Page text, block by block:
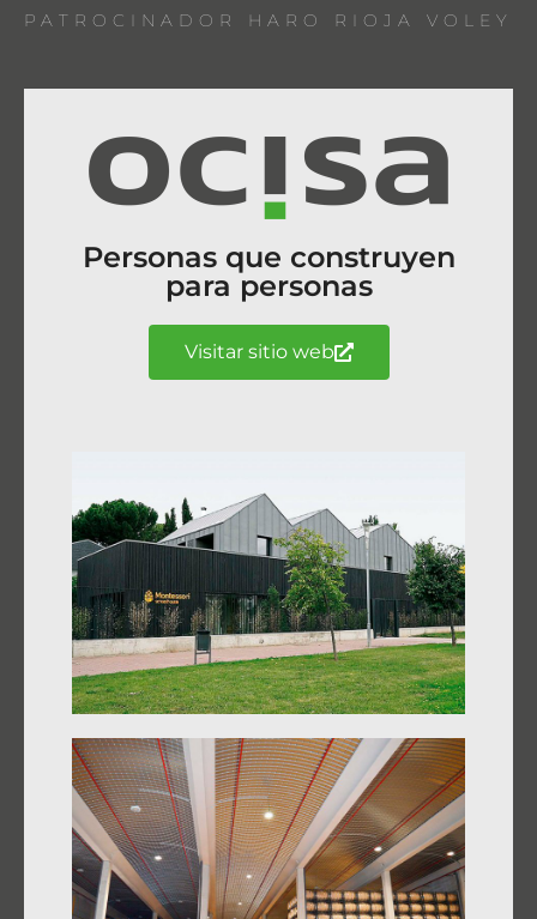
PATROCINADOR HARO RIOJA VOLEY
Personas que construyen
para personas
Visitar sitio web